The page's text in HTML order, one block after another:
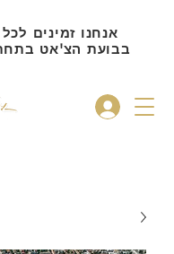
אנחנו זמינים
בבועת הצ'אט